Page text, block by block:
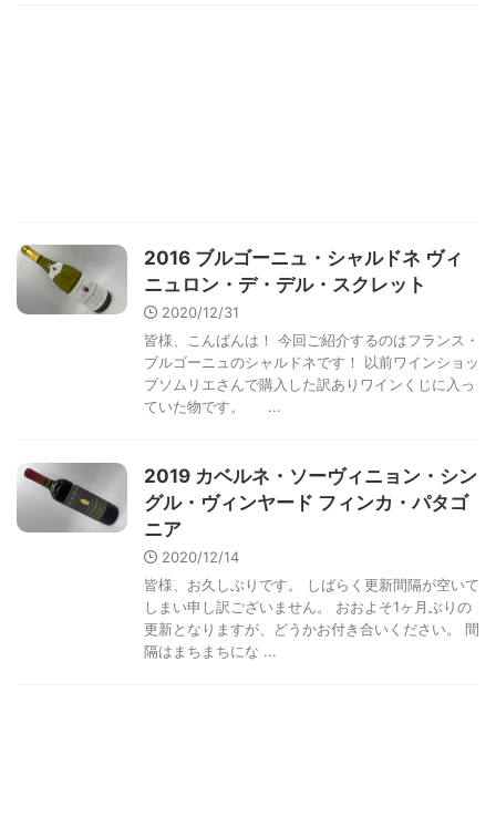
2016 ブルゴーニュ・シャルドネ ヴィ
ニュロン・デ・デル・スクレット
2020/12/31
皆様、こんばんは！ 今回ご紹介するのはフランス・
ブルゴーニュのシャルドネです！ 以前ワインショッ
プソムリエさんで購入した訳ありワインくじに入っ
ていた物です。 ...
2019 カベルネ・ソーヴィニョン・シン
グル・ヴィンヤード フィンカ・パタゴ
ニア
2020/12/14
皆様、お久しぶりです。 しばらく更新間隔が空いて
しまい申し訳ございません。 おおよそ1ヶ月ぶりの
更新となりますが、どうかお付き合いください。 間
隔はまちまちにな ...